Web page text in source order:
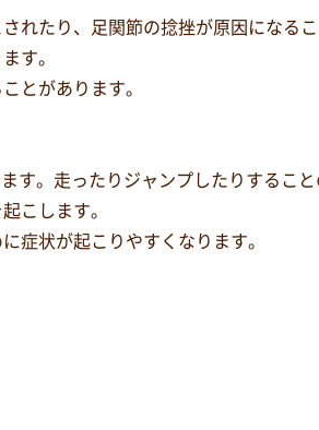
れたり、足関節の捻挫が原因になるこ
す。
とがあります。
す。走ったりジャンプしたりするこ
こします。
症状が起こりやすくなります。